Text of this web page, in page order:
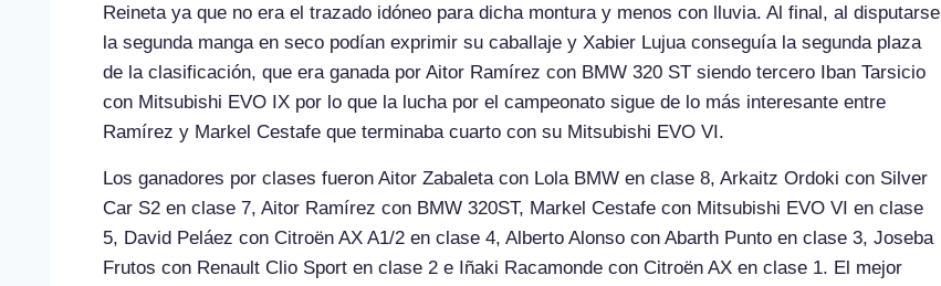
Reineta ya que no era el trazado idóneo para dicha montura y menos con lluvia. Al final, al disputarse
la segunda manga en seco podían exprimir su caballaje y Xabier Lujua conseguía la segunda plaza
de la clasificación, que era ganada por Aitor Ramírez con BMW 320 ST siendo tercero Iban Tarsicio
con Mitsubishi EVO IX por lo que la lucha por el campeonato sigue de lo más interesante entre
Ramírez y Markel Cestafe que terminaba cuarto con su Mitsubishi EVO VI.
Los ganadores por clases fueron Aitor Zabaleta con Lola BMW en clase 8, Arkaitz Ordoki con Silver
Car S2 en clase 7, Aitor Ramírez con BMW 320ST, Markel Cestafe con Mitsubishi EVO VI en clase
5, David Peláez con Citroën AX A1/2 en clase 4, Alberto Alonso con Abarth Punto en clase 3, Joseba
Frutos con Renault Clio Sport en clase 2 e Iñaki Racamonde con Citroën AX en clase 1. El mejor